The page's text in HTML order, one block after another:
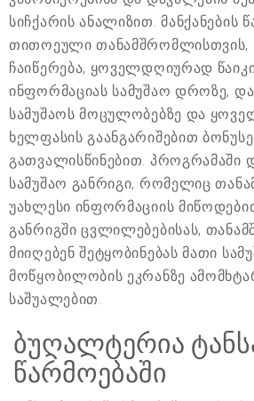
სიჩქარის ანალიზით. მანქანების
თითოეული თანამშრომლისთვის,
ჩაიწერება, ყოველდღიურად
ინფორმაციას სამუშაო დროზე,
სამუშაოს მოცულობებზე და
ხელფასის გაანგარიშებით
გათვალისწინებით. პროგრამაში
სამუშაო განრიგი, რომელიც
უახლესი ინფორმაციის
განრიგში ცვლილებებისას,
მიიღებენ შეტყობინებას მათი
მოწყობილობის ეკრანზე
საშუალებით.
ბუღალტერია
წარმოებაში